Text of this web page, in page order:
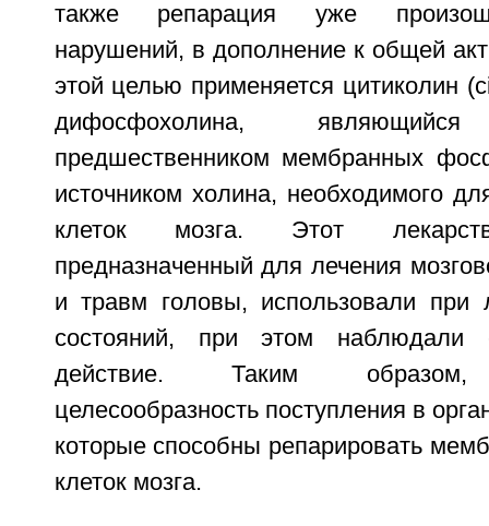
также репарация уже
нарушений, в дополнение к общей
этой целью применяется цитиколин
дифосфохолина, являющийся
предшественником мембранных
источником холина, необходимого
клеток мозга. Этот
предназначенный для лечения
и травм головы, использовали при
состояний, при этом наблюдали
действие. Таким образом,
целесообразность поступления в
которые способны репарировать
клеток мозга.